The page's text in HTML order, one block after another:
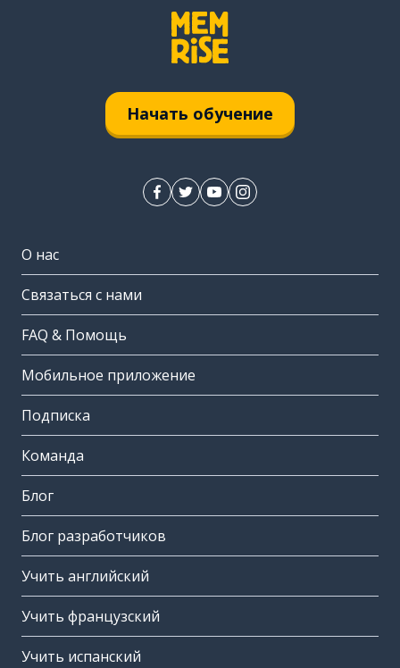
Начать обучение
О нас
Связаться с нами
FAQ & Помощь
Мобильное приложение
Подписка
Команда
Блог
Блог разработчиков
Учить английский
Учить французский
Учить испанский